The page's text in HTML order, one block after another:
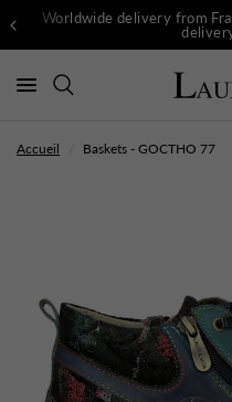
Worldwide delivery from
Accueil Baskets - GOCTHO 77